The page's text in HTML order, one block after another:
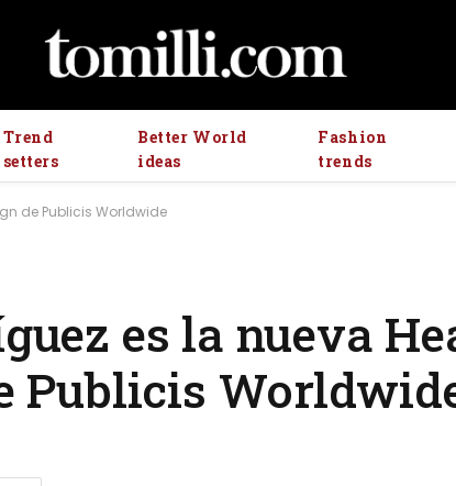
Trend
setters
Better World
ideas
Fashion
trends
de Publicis Worldwide
es la nueva
Publicis